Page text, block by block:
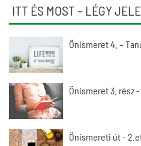
ITT ÉS MOST – LÉGY
Önismeret 4. –
Önismeret 3. rész
Önismereti út -